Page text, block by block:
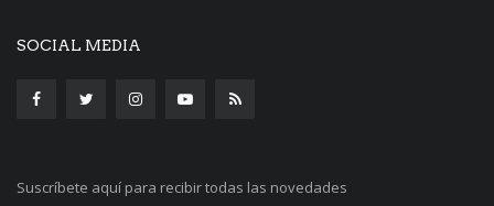
SOCIAL MEDIA
Suscríbete aquí para recibir todas las novedades